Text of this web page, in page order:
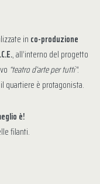
in co-produzione
, all’interno del progetto
“teatro d’arte per tutti”:
quartiere è protagonista.
è!
filanti.